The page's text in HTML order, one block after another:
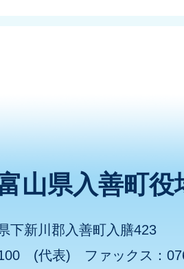
山県入善町役
下新川郡入善町入膳423
(代表) ファックス：